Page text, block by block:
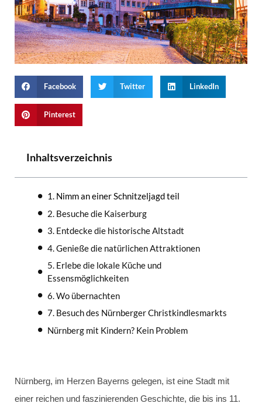
Facebook Twitter LinkedIn
Pinterest
Inhaltsverzeichnis
1. Nimm an einer Schnitzeljagd teil
2. Besuche die Kaiserburg
3. Entdecke die historische Altstadt
4. Genieße die natürlichen Attraktionen
5. Erlebe die lokale Küche und
Essensmöglichkeiten
6. Wo übernachten
7. Besuch des Nürnberger Christkindlesmarkts
Nürnberg mit Kindern? Kein Problem
Nürnberg, im Herzen Bayerns gelegen, ist eine Stadt mit
einer reichen und faszinierenden Geschichte, die bis ins 11.